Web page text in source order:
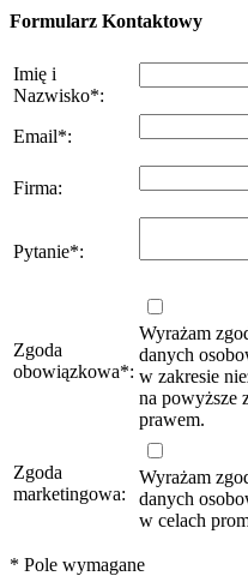
Formularz Kontaktowy
Imię i
Nazwisko*:
Email*:
Firma:
Pytanie*:
Zgoda
obowiązkowa*:
Wyrażam
danych
w zakresie
na powyższe
prawem.
Zgoda
marketingowa:
Wyrażam
danych
w celach
* Pole wymagane